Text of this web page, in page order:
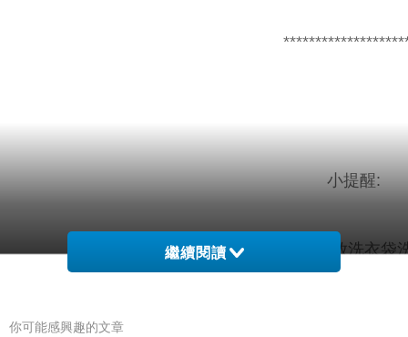
小提醒:
建議單獨洗滌，手洗或放洗衣袋
繼續閱讀
你可能感興趣的文章